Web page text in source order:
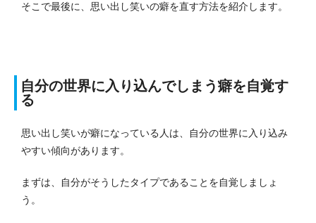
そこで最後に、思い出し笑いの癖を直す方法を紹介します。
自分の世界に入り込んでしまう癖を自覚す
る
思い出し笑いが癖になっている人は、自分の世界に入り込み
やすい傾向があります。
まずは、自分がそうしたタイプであることを自覚しましょ
う。